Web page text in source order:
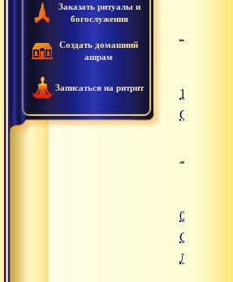
Заказать ритуалы и
богослужения
Создать домашний
ашрам
Записаться на ритрит
13.06.2016
Сатсанг
02.08.2016
Сатсанг,
Латвия